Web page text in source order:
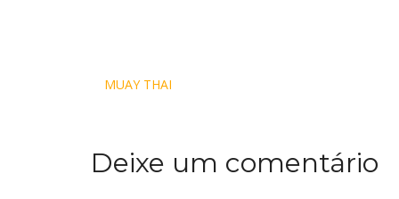
Navegação
Post
MUAY THAI
Deixe um comentário